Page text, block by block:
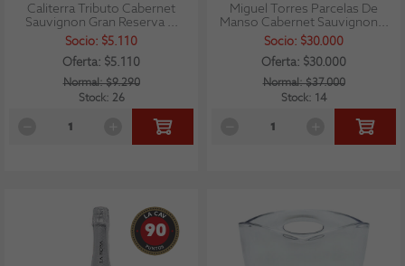
Caliterra Tributo Cabernet
Sauvignon Gran Reserva ...
Socio: $5.110
Oferta: $5.110
Normal: $9.290
Stock: 26
Miguel Torres Parcelas De
Manso Cabernet Sauvignon...
Socio: $30.000
Oferta: $30.000
Normal: $37.000
Stock: 14
90